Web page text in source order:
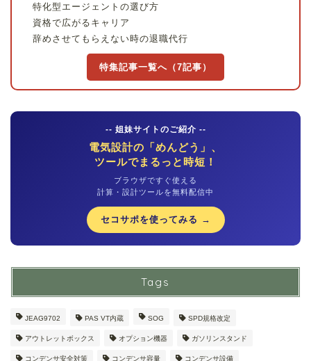
特化型エージェントの選び方
資格で広がるキャリア
辞めさせてもらえない時の退職代行
特集記事一覧へ（7記事）
-- 姐妹サイトのご紹介 --
電気設計の「めんどう」、
ツールでまるっと時短！
ブラウザですぐ使える
計算・設計ツールを無料配信中
セコサポを使ってみる →
Tags
JEAG9702 PAS VT内蔵 SOG SPD規格改定
アウトレットボックス オプション機器 ガソリンスタンド
コンデンサ安全対策 コンデンサ容量 コンデンサ設備